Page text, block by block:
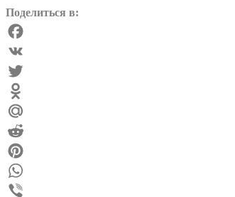
Поделиться в:
Facebook
VK
Twitter
Odnoklassniki
Mail.Ru
Reddit
Pinterest
WhatsApp